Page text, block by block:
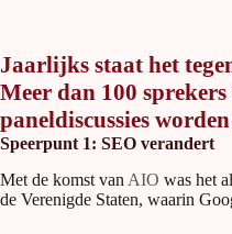
Jaarlijks staat het
Meer dan 100
paneldiscussies
Speerpunt 1: SEO verandert
Met de komst van AIO was het
de Verenigde Staten, waarin